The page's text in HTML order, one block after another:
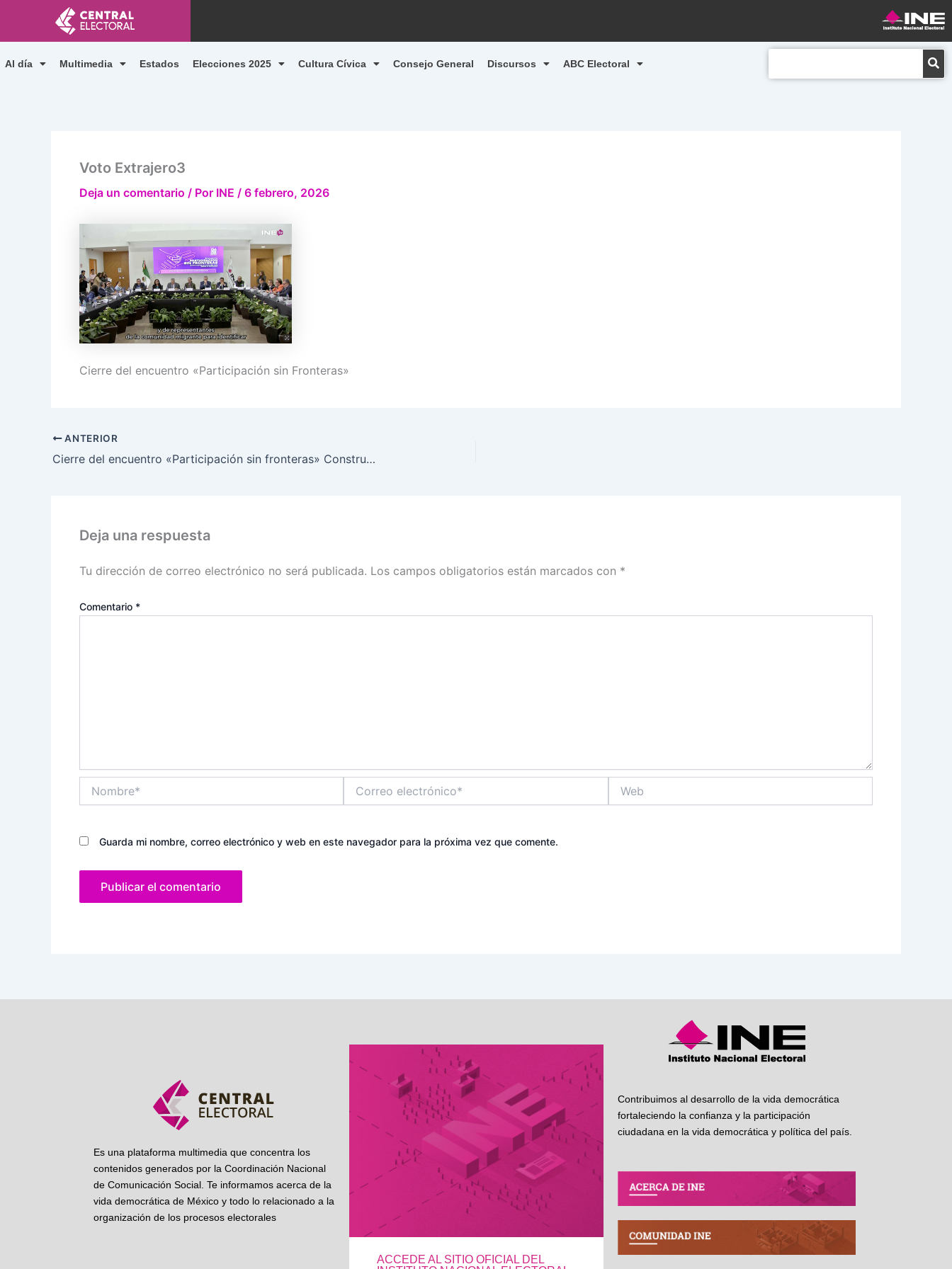
contenido
Al día Multimedia Estados Elecciones 2025 Cultura Cívica Consejo General Discursos ABC Electoral
Voto Extrajero3
Deja un comentario / Por INE / 6 febrero, 2026
Cierre del encuentro «Participación sin Fronteras»
ANTERIOR
Cierre del encuentro «Participación sin fronteras» Construyendo el futuro desde el extranjero
Deja una respuesta
Tu dirección de correo electrónico no será publicada. Los campos obligatorios están marcados con *
Comentario *
electrónico*
Guarda mi nombre, correo electrónico y web en este navegador para la próxima vez que comente.
Es una plataforma multimedia que concentra los
contenidos generados por la Coordinación Nacional
de Comunicación Social. Te informamos acerca de la
vida democrática de México y todo lo relacionado a la
organización de los procesos electorales
ACCEDE AL SITIO OFICIAL DEL
Contribuimos al desarrollo de la vida democrática
fortaleciendo la confianza y la participación
ciudadana en la vida democrática y política del país.